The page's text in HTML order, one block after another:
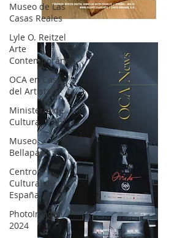
Museo de Las
Casas Reales
Lyle O. Reitzel
Arte
Contemporáneo
OCA en Casa
del Artista
Ministerio de
Cultura
Museo
Bellapart
Centro
Cultural de
España
PhotoImagen
2024